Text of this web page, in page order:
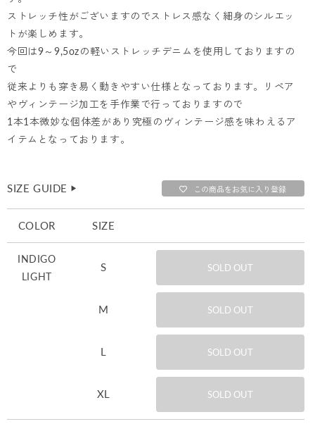
ストレッチ性がございますのでストレス感なく細身のシルエッ
トが楽しめます。
今回は9～9,5ozの軽いストレッチデニムを使用しておりますの
で
従来よりも穿き易く動きやすい仕様となっております。リペア
やヴィンテージ加工を手作業で行っておりますので
1本1本微妙な個体差があり究極のヴィンテージ感を味わえるア
イテムとなっております。
SIZE GUIDE ▶︎ この商品をお気に入り登録
COLOR SIZE
INDIGO
LIGHT
S SOLD OUT
M SOLD OUT
L SOLD OUT
XL SOLD OUT